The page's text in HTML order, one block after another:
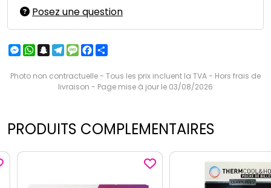
Posez une question
Messenger
WhatsApp
Snapchat
Telegram
MessageFacebook
Photo non contractuelle - Tous les prix incluent la TVA - Hors frais de
livraison - Page mise à jour le 03/08/2026
PRODUITS COMPLEMENTAIRES